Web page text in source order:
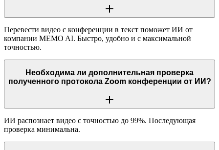
Перевести видео с конференции в текст поможет ИИ от
компании MEMO AI. Быстро, удобно и с максимальной
точностью.
Необходима ли дополнительная проверка
полученного протокола Zoom конференции от ИИ?
ИИ распознает видео с точностью до 99%. Последующая
проверка минимальна.